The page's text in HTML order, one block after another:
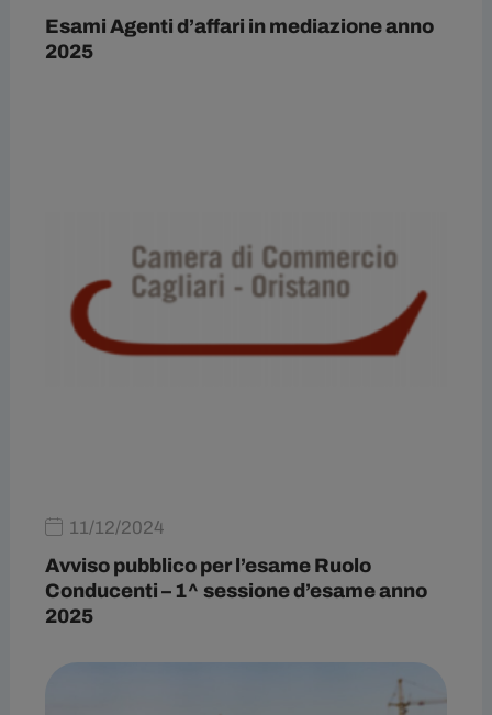
Esami Agenti d’affari in mediazione anno
2025
11/12/2024
Avviso pubblico per l’esame Ruolo
Conducenti – 1^ sessione d’esame anno
2025